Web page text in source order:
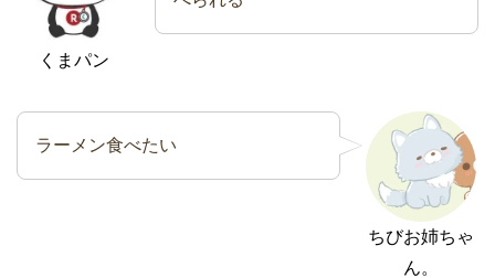
くまパン
ちびお姉ちゃ
ん。
ラーメン食べたい